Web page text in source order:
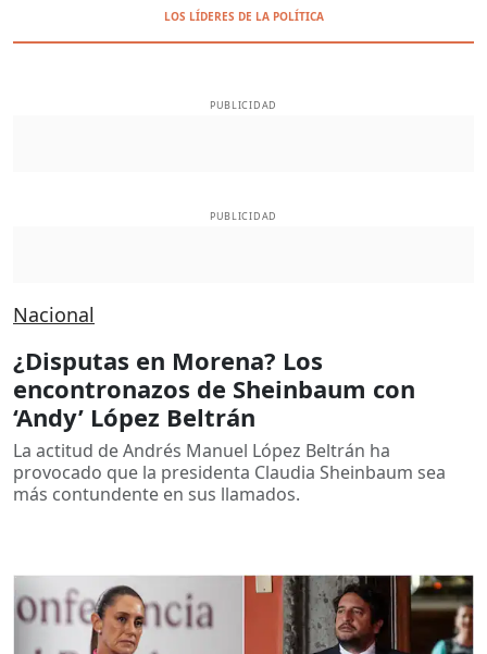
LOS LÍDERES DE LA POLÍTICA
PUBLICIDAD
PUBLICIDAD
Nacional
¿Disputas en Morena? Los
encontronazos de Sheinbaum con
‘Andy’ López Beltrán
La actitud de Andrés Manuel López Beltrán ha
provocado que la presidenta Claudia Sheinbaum sea
más contundente en sus llamados.